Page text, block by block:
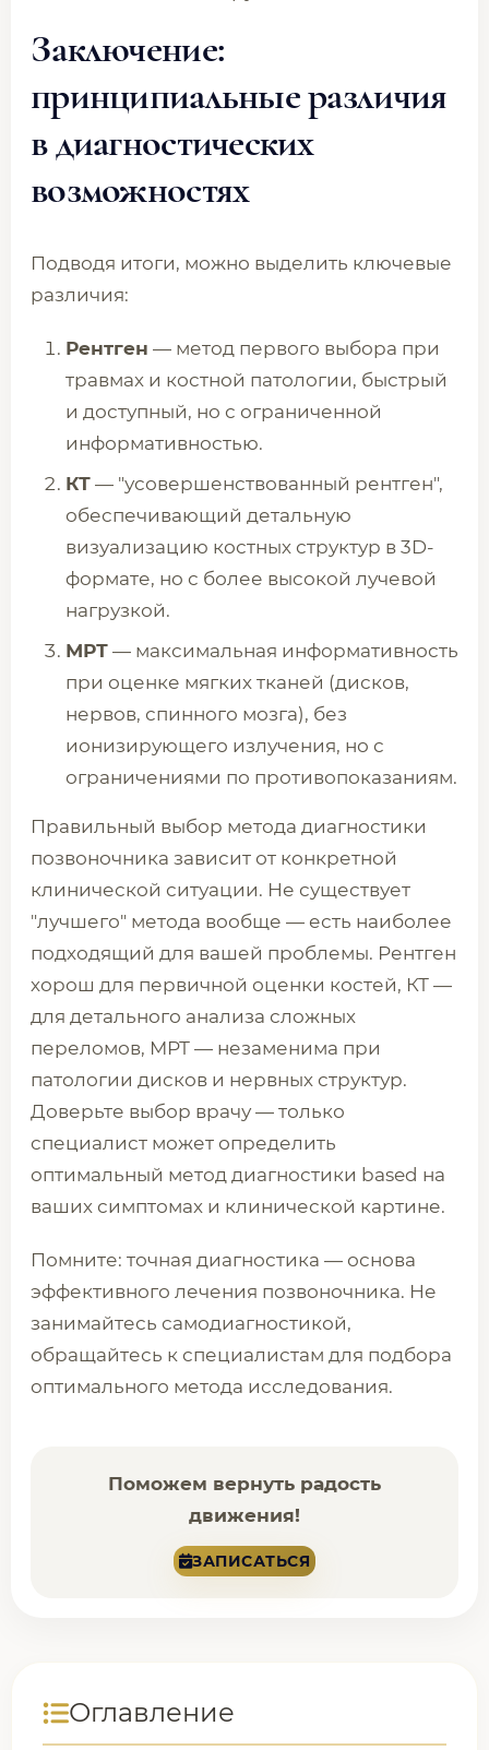
Заключение:
принципиальные различия
в диагностических
возможностях
Подводя итоги, можно выделить ключевые
различия:
Рентген — метод первого выбора при
травмах и костной патологии, быстрый
и доступный, но с ограниченной
информативностью.
КТ — "усовершенствованный рентген",
обеспечивающий детальную
визуализацию костных структур в 3D-
формате, но с более высокой лучевой
нагрузкой.
МРТ — максимальная информативность
при оценке мягких тканей (дисков,
нервов, спинного мозга), без
ионизирующего излучения, но с
ограничениями по противопоказаниям.
Правильный выбор метода диагностики
позвоночника зависит от конкретной
клинической ситуации. Не существует
"лучшего" метода вообще — есть наиболее
подходящий для вашей проблемы. Рентген
хорош для первичной оценки костей, КТ —
для детального анализа сложных
переломов, МРТ — незаменима при
патологии дисков и нервных структур.
Доверьте выбор врачу — только
специалист может определить
оптимальный метод диагностики based на
ваших симптомах и клинической картине.
Помните: точная диагностика — основа
эффективного лечения позвоночника. Не
занимайтесь самодиагностикой,
обращайтесь к специалистам для подбора
оптимального метода исследования.
Поможем вернуть радость
движения!
ЗАПИСАТЬСЯ
Оглавление